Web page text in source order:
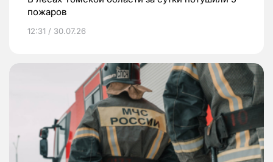
пожаров
12:31 / 30.07.26